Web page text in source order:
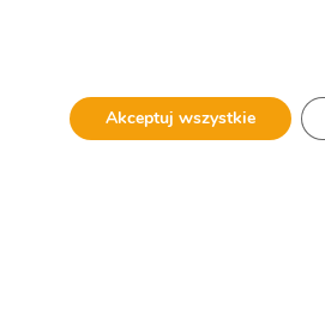
Akceptuj wszystkie